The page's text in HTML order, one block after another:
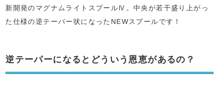
新開発のマグナムライトスプールⅣ。中央が若干盛り上がっ
た仕様の逆テーパー状になったNEWスプールです！
逆テーパーになるとどういう恩恵があるの？